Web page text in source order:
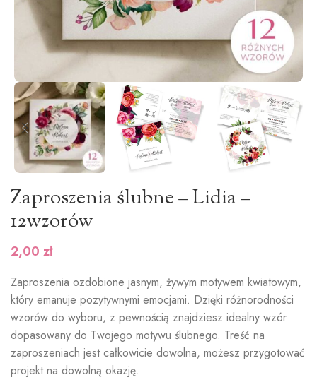
Zaproszenia ślubne – Lidia –
12wzorów
2,00 zł
Zaproszenia ozdobione jasnym, żywym motywem kwiatowym,
który emanuje pozytywnymi emocjami. Dzięki różnorodności
wzorów do wyboru, z pewnością znajdziesz idealny wzór
dopasowany do Twojego motywu ślubnego. Treść na
zaproszeniach jest całkowicie dowolna, możesz przygotować
projekt na dowolną okazję.